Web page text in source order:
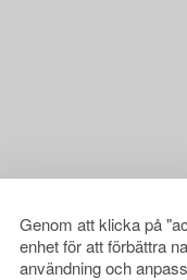
Genom att klicka på
enhet för att förbättra
användning och